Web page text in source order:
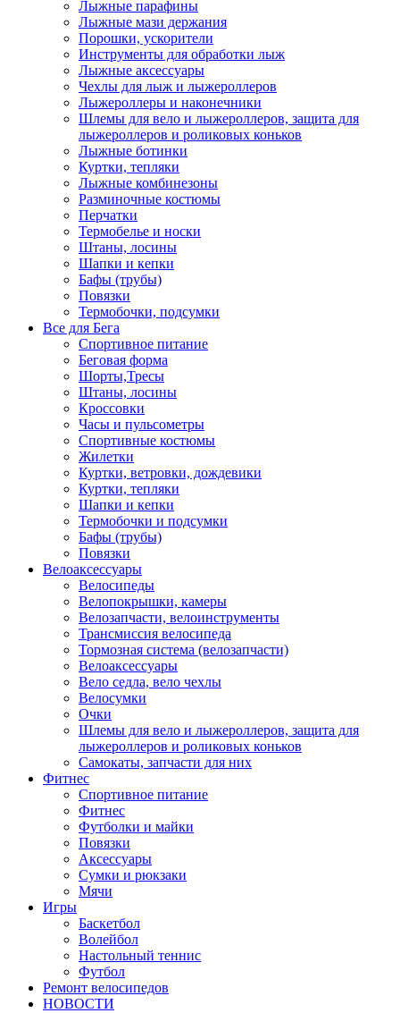
Лыжные парафины
Лыжные мази держания
Порошки, ускорители
Инструменты для обработки лыж
Лыжные аксессуары
Чехлы для лыж и лыжероллеров
Лыжероллеры и наконечники
Шлемы для вело и лыжероллеров, защита для
лыжероллеров и роликовых коньков
Лыжные ботинки
Куртки, тепляки
Лыжные комбинезоны
Разминочные костюмы
Перчатки
Термобелье и носки
Штаны, лосины
Шапки и кепки
Бафы (трубы)
Повязки
Термобочки, подсумки
Все для Бега
Спортивное питание
Беговая форма
Шорты,Тресы
Штаны, лосины
Кроссовки
Часы и пульсометры
Спортивные костюмы
Жилетки
Куртки, ветровки, дождевики
Куртки, тепляки
Шапки и кепки
Термобочки и подсумки
Бафы (трубы)
Повязки
Велоаксессуары
Велосипеды
Велопокрышки, камеры
Велозапчасти, велоинструменты
Трансмиссия велосипеда
Тормозная система (велозапчасти)
Велоаксессуары
Вело седла, вело чехлы
Велосумки
Очки
Шлемы для вело и лыжероллеров, защита для
лыжероллеров и роликовых коньков
Самокаты, запчасти для них
Фитнес
Спортивное питание
Фитнес
Футболки и майки
Повязки
Аксессуары
Сумки и рюкзаки
Мячи
Игры
Баскетбол
Волейбол
Настольный теннис
Футбол
Ремонт велосипедов
НОВОСТИ